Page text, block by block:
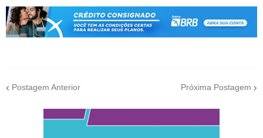
Postagem Anterior Próxima Postagem